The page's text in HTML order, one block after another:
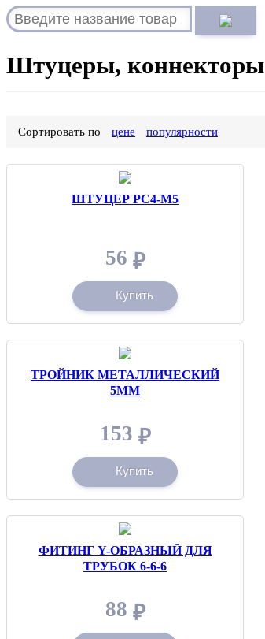
Штуцеры, коннекторы
Сортировать по цене популярности
ШТУЦЕР PC4-М5
56 ₽
Купить
ТРОЙНИК МЕТАЛЛИЧЕСКИЙ
5ММ
153 ₽
Купить
ФИТИНГ Y-ОБРАЗНЫЙ ДЛЯ
ТРУБОК 6-6-6
88 ₽